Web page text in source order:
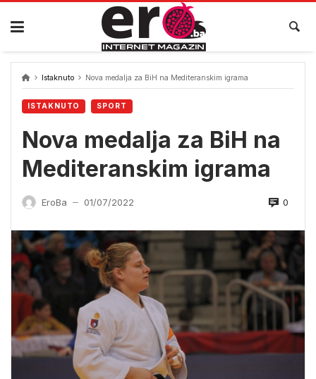
Skip
content
Istaknuto Nova medalja za BiH na Mediteranskim igrama
ISTAKNUTO SPORT
Nova medalja za BiH na
Mediteranskim igrama
EroBa — 01/07/2022 0